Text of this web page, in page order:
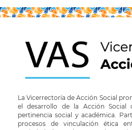
La Vicerrectoría de Acción Social
el desarrollo de la Acción Social
pertinencia social y académica.
procesos de vinculación ética